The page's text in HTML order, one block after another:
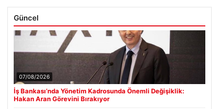
Güncel
07/08/2026
İş Bankası’nda Yönetim Kadrosunda Önemli Değişiklik:
Hakan Aran Görevini Bırakıyor